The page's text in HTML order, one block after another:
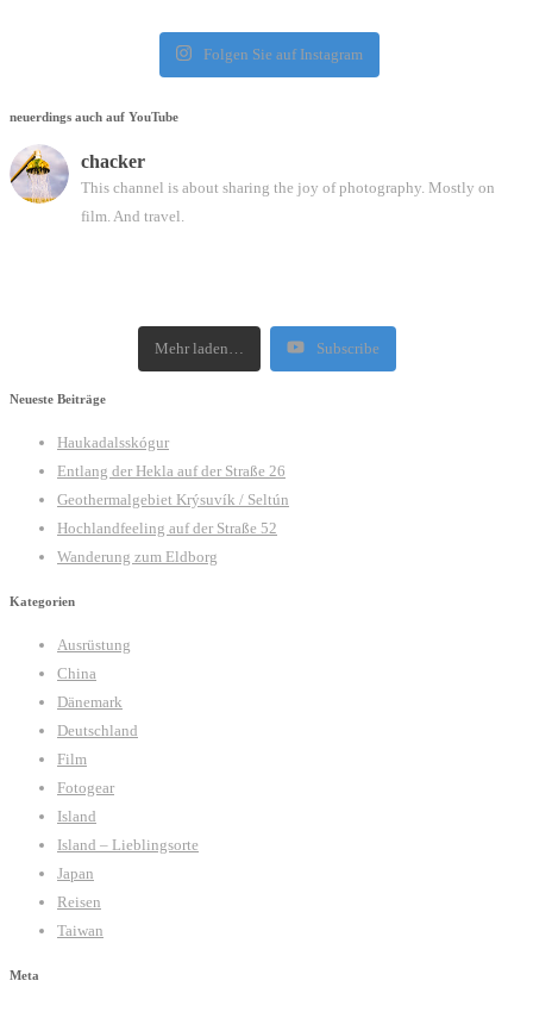
Folgen Sie auf Instagram
neuerdings auch auf YouTube
chacker
This channel is about sharing the joy of photography. Mostly on
film. And travel.
Mehr laden… Subscribe
Neueste Beiträge
Haukadalsskógur
Entlang der Hekla auf der Straße 26
Geothermalgebiet Krýsuvík / Seltún
Hochlandfeeling auf der Straße 52
Wanderung zum Eldborg
Kategorien
Ausrüstung
China
Dänemark
Deutschland
Film
Fotogear
Island
Island – Lieblingsorte
Japan
Reisen
Taiwan
Meta